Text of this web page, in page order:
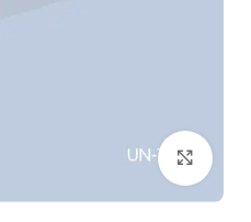
بزرگنمایی تصویر